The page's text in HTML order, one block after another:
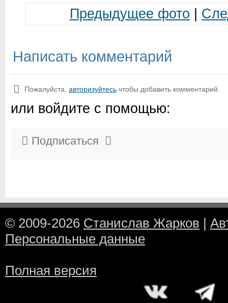
Предыдущее фото
Написать комментарий
Пожалуйста, авторизуйтесь чтобы добавить комментарий.
или войдите с помощью:
Подписаться
© 2009-2026 Станислав Жарков |
Персональные данные
Полная версия